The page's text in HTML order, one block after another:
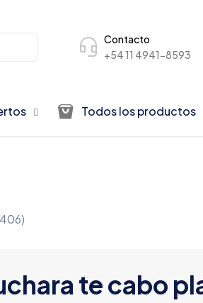
Contacto
+54 11 4941-8593
Todos los productos
te cabo